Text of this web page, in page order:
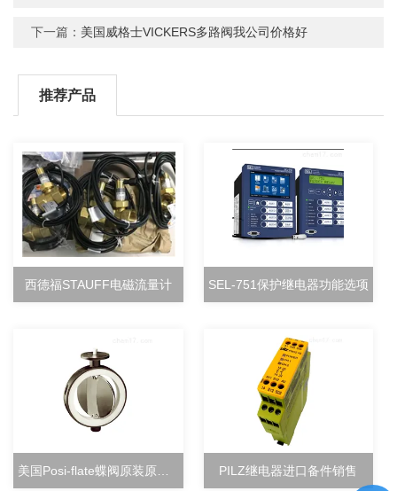
下一篇： 美国威格士VICKERS多路阀我公司价格好
推荐产品
西德福STAUFF电磁流量计 SEL-751保护继电器功能选项
PILZ继电器进口备件销售